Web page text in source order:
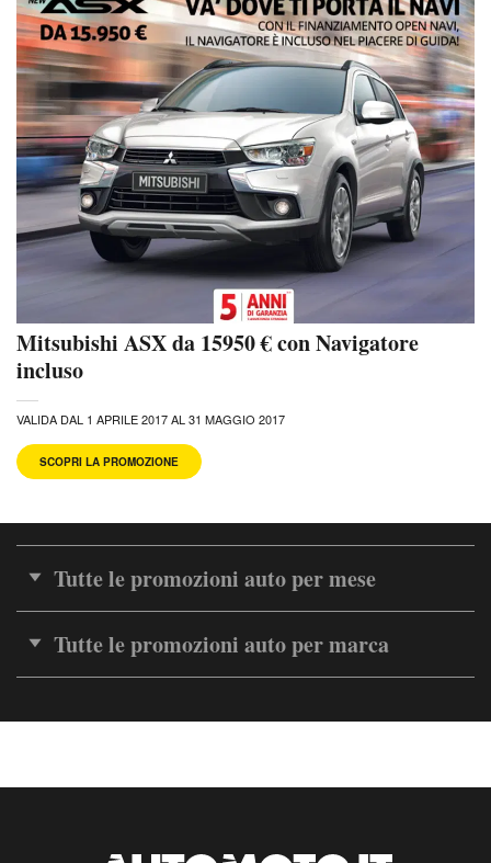
Mitsubishi ASX da 15950 € con Navigatore
incluso
VALIDA DAL 1 APRILE 2017 AL 31 MAGGIO 2017
SCOPRI LA PROMOZIONE
Tutte le promozioni auto per mese
Tutte le promozioni auto per marca